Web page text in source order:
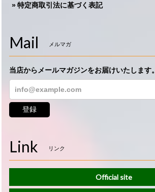
特定商取引法に基づく表記
Mail メルマガ
当店からメールマガジンをお届けいたします。
登録
Link リンク
Official site